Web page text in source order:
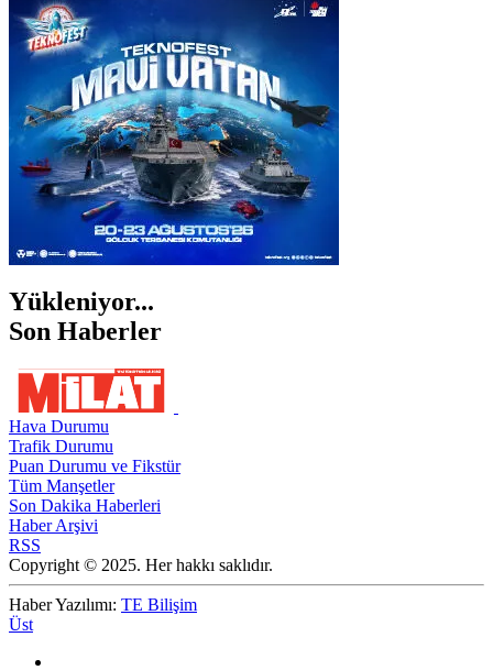
İZMİR
ŞANLIURFA
ŞIRNAK
Yükleniyor...
Son Haberler
Hava Durumu
Trafik Durumu
Puan Durumu ve Fikstür
Tüm Manşetler
Son Dakika Haberleri
Haber Arşivi
RSS
Copyright © 2025. Her hakkı saklıdır.
Haber Yazılımı: TE Bilişim
Üst